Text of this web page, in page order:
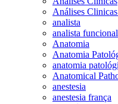
Análises
analista
analista funcional
Anatomia
Anatomia
anatomia
Anatomical
anestesia
anestesia frança